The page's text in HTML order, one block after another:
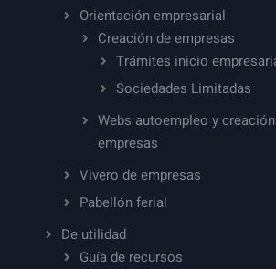
Orientación empresarial
Creación de empresas
Trámites inicio
Sociedades Limitadas
Webs autoempleo y
empresas
Vivero de empresas
Pabellón ferial
De utilidad
Guía de recursos